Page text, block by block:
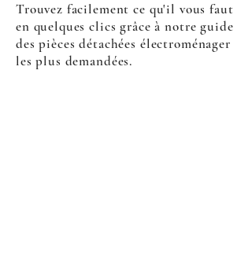
Trouvez facilement ce qu'il vous faut
en quelques clics grâce à notre guide
des pièces détachées électroménager
les plus demandées.